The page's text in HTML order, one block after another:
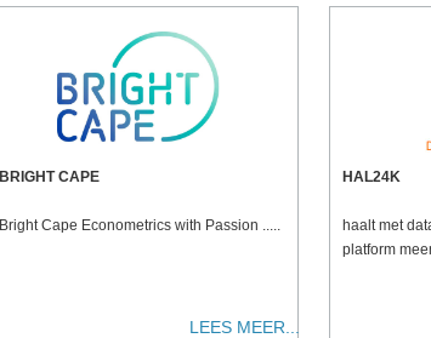
BRIGHT CAPE
Bright Cape Econometrics with Passion .....
LEES MEER...
HAL24K
haalt met
platform